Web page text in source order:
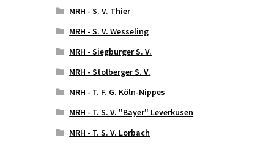
MRH - S. V. Thier
MRH - S. V. Wesseling
MRH - Siegburger S. V.
MRH - Stolberger S. V.
MRH - T. F. G. Köln-Nippes
MRH - T. S. V. "Bayer" Leverkusen
MRH - T. S. V. Lorbach